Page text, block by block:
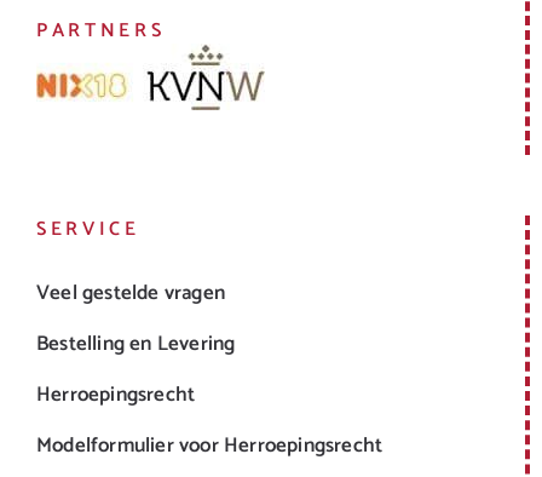
PARTNERS
SERVICE
Veel gestelde vragen
Bestelling en Levering
Herroepingsrecht
Modelformulier voor Herroepingsrecht